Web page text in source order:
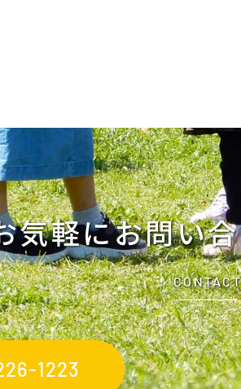
気軽にお問い
CONTACT
1223